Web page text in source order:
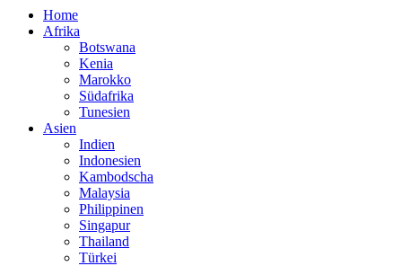
Home
Afrika
Botswana
Kenia
Marokko
Südafrika
Tunesien
Asien
Indien
Indonesien
Kambodscha
Malaysia
Philippinen
Singapur
Thailand
Türkei